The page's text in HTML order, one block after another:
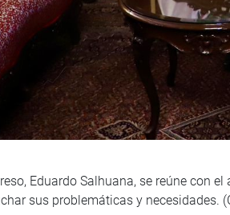
Eduardo Salhuana, se reúne con
sus problemáticas y necesidades.